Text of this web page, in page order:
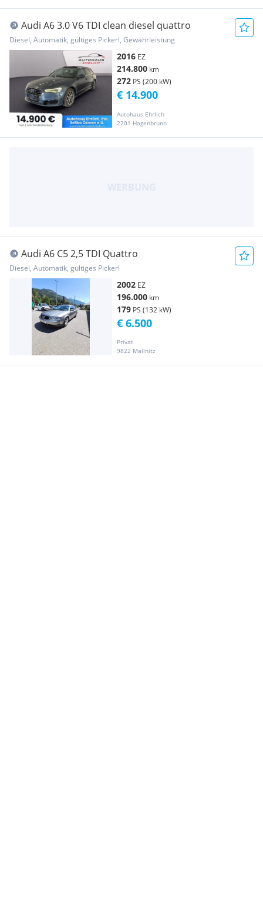
Audi A6 3.0 V6 TDI clean diesel quattro
Diesel, Automatik, gültiges Pickerl, Gewährleistung
2016 EZ
214.800 km
272 PS (200 kW)
Autohaus Ehrlich
2201 Hagenbrunn
€ 14.900
Audi A6 C5 2,5 TDI Quattro
Diesel, Automatik, gültiges Pickerl
2002 EZ
196.000 km
179 PS (132 kW)
Privat
9822 Mallnitz
€ 6.500